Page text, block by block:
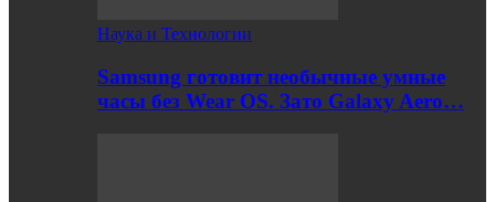
Наука и Технологии
Samsung готовит необычные умные
часы без Wear OS. Зато Galaxy Aero…